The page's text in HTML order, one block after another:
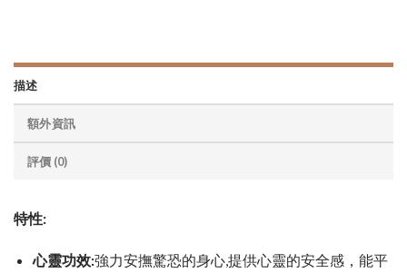
描述
額外資訊
評價 (0)
特性:
心靈功效:強力安撫驚恐的身心,提供心靈的安全感，能平